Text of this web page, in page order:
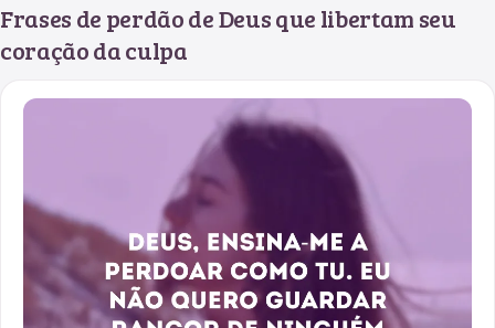
Frases de perdão de Deus que libertam seu
coração da culpa